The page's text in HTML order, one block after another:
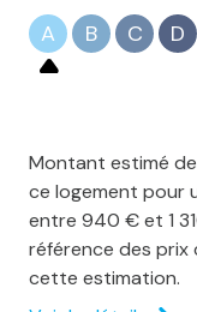
A B C D
Montant estimé
ce logement pour
entre 940 € et 1
référence des prix
cette estimation.